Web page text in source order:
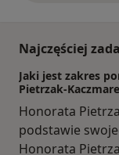
Najczęściej
Jaki jest zakres
Pietrzak-
Honorata
podstawie
Honorata